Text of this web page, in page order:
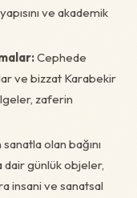
ve akademik
Cephede
ve bizzat Karabekir
zaferin
sanatla olan bağını
dair günlük objeler,
insani ve sanatsal